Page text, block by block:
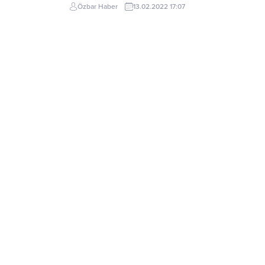
bulunan 23 milyon yaşındaki fosil ağacı gün yüzüne
Özbar Haber 13.02.2022 17:07